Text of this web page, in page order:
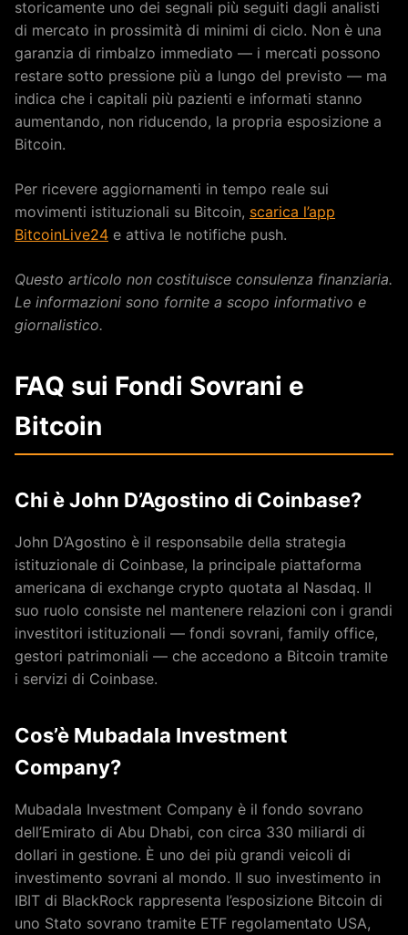
storicamente uno dei segnali più seguiti dagli analisti
di mercato in prossimità di minimi di ciclo. Non è una
garanzia di rimbalzo immediato — i mercati possono
restare sotto pressione più a lungo del previsto — ma
indica che i capitali più pazienti e informati stanno
aumentando, non riducendo, la propria esposizione a
Bitcoin.
Per ricevere aggiornamenti in tempo reale sui
movimenti istituzionali su Bitcoin, scarica l’app
BitcoinLive24 e attiva le notifiche push.
Questo articolo non costituisce consulenza finanziaria.
Le informazioni sono fornite a scopo informativo e
giornalistico.
FAQ sui Fondi Sovrani e
Bitcoin
Chi è John D’Agostino di Coinbase?
John D’Agostino è il responsabile della strategia
istituzionale di Coinbase, la principale piattaforma
americana di exchange crypto quotata al Nasdaq. Il
suo ruolo consiste nel mantenere relazioni con i grandi
investitori istituzionali — fondi sovrani, family office,
gestori patrimoniali — che accedono a Bitcoin tramite
i servizi di Coinbase.
Cos’è Mubadala Investment
Company?
Mubadala Investment Company è il fondo sovrano
dell’Emirato di Abu Dhabi, con circa 330 miliardi di
dollari in gestione. È uno dei più grandi veicoli di
investimento sovrani al mondo. Il suo investimento in
IBIT di BlackRock rappresenta l’esposizione Bitcoin di
uno Stato sovrano tramite ETF regolamentato USA,